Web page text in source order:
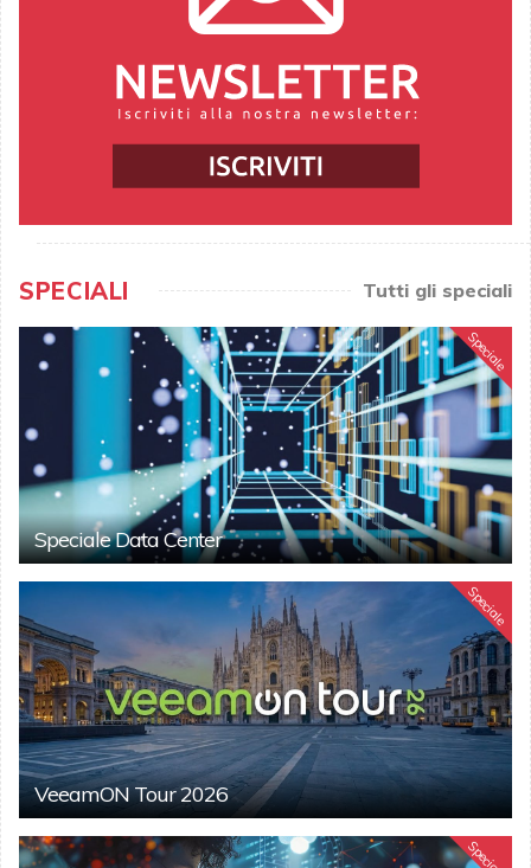
SPECIALI Tutti gli speciali
Speciale
Speciale Data Center
Speciale
VeeamON Tour 2026